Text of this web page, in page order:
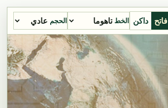
فاتح داكن الخط الحجم